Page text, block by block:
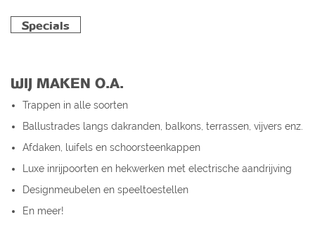
Specials
WIJ MAKEN O.A.
Trappen in alle soorten
Ballustrades langs dakranden, balkons, terrassen, vijvers enz.
Afdaken, luifels en schoorsteenkappen
Luxe inrijpoorten en hekwerken met electrische aandrijving
Designmeubelen en speeltoestellen
En meer!